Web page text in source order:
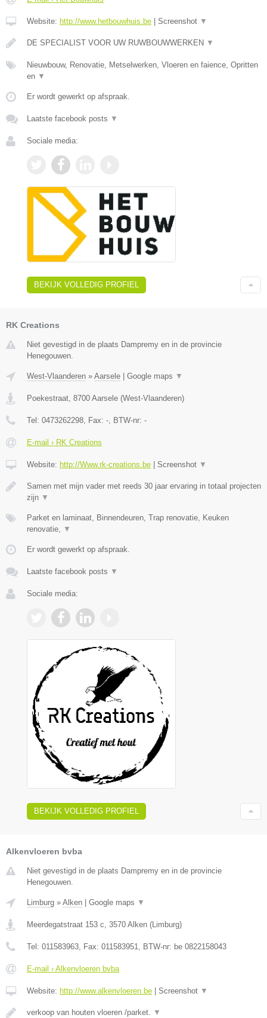
Website: http://www.hetbouwhuis.be | Screenshot ▼
DE SPECIALIST VOOR UW RUWBOUWWERKEN ▼
Nieuwbouw, Renovatie, Metselwerken, Vloeren en faience, Opritten
en ▼
Er wordt gewerkt op afspraak.
Laatste facebook posts ▼
Sociale media:
BEKIJK VOLLEDIG PROFIEL
RK Creations
Niet gevestigd in de plaats Dampremy en in de provincie
Henegouwen.
West-Vlaanderen » Aarsele Google maps ▼
Poekestraat, 8700 Aarsele (West-Vlaanderen)
Tel: 0473262298, Fax: -, BTW-nr: -
E-mail › RK Creations
Website: http://Www.rk-creations.be Screenshot ▼
Samen met mijn vader met reeds 30 jaar ervaring in totaal projecten
zijn ▼
Parket en laminaat, Binnendeuren, Trap renovatie, Keuken
renovatie, ▼
Er wordt gewerkt op afspraak.
Laatste facebook posts ▼
Sociale media:
BEKIJK VOLLEDIG PROFIEL
Alkenvloeren bvba
Niet gevestigd in de plaats Dampremy en in de provincie
Henegouwen.
Limburg » Alken Google maps ▼
Meerdegatstraat 153 c, 3570 Alken (Limburg)
Tel: 011583963, Fax: 011583951, BTW-nr: be 0822158043
E-mail › Alkenvloeren bvba
Website: http://www.alkenvloeren.be Screenshot ▼
verkoop van houten vloeren /parket. ▼